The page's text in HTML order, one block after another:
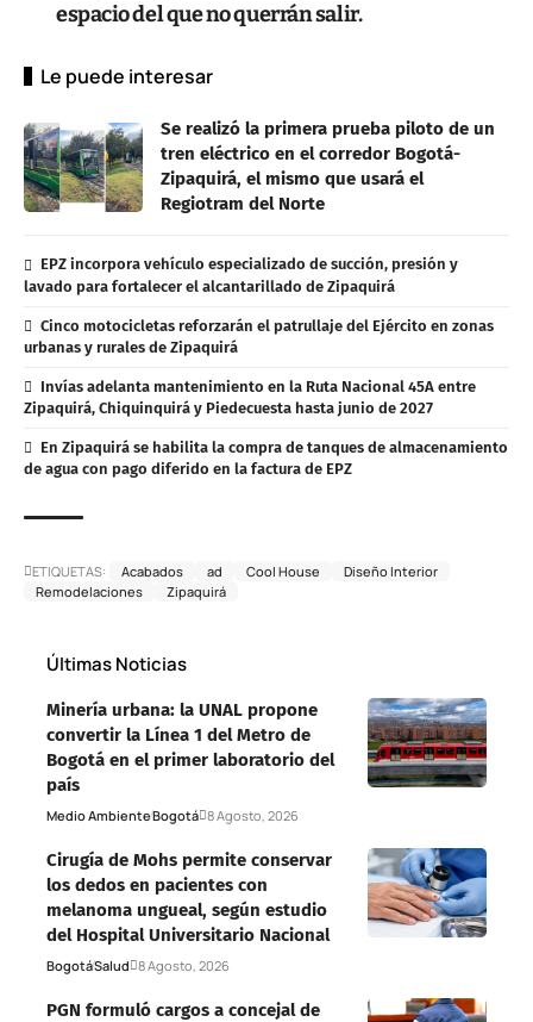
espacio del que no querrán salir.
Le puede interesar
Se realizó la primera prueba piloto de un
tren eléctrico en el corredor Bogotá-
Zipaquirá, el mismo que usará el
Regiotram del Norte
EPZ incorpora vehículo especializado de succión, presión y
lavado para fortalecer el alcantarillado de Zipaquirá
Cinco motocicletas reforzarán el patrullaje del Ejército en zonas
urbanas y rurales de Zipaquirá
Invías adelanta mantenimiento en la Ruta Nacional 45A entre
Zipaquirá, Chiquinquirá y Piedecuesta hasta junio de 2027
En Zipaquirá se habilita la compra de tanques de almacenamiento
de agua con pago diferido en la factura de EPZ
ETIQUETAS: Acabados ad Cool House
Diseño Interior
Remodelaciones
Zipaquirá
Últimas Noticias
Minería urbana: la UNAL propone
convertir la Línea 1 del Metro de
Bogotá en el primer laboratorio del
país
Medio AmbienteBogotá 8 Agosto, 2026
Cirugía de Mohs permite conservar
los dedos en pacientes con
melanoma ungueal, según estudio
del Hospital Universitario Nacional
BogotáSalud 8 Agosto, 2026
PGN formuló cargos a concejal de